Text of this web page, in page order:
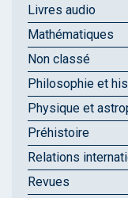
Livres audio
Mathématiques
Non classé
Philosophie et
Physique et
Préhistoire
Relations
Revues